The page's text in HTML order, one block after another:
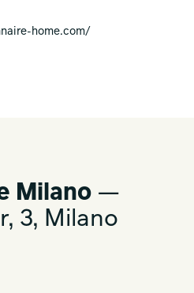
home.com/
Milano —
3, Milano